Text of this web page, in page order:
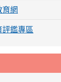
網
鑑專區